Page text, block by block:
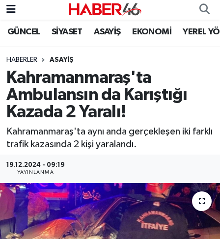
GÜNCEL SİYASET ASAYİŞ EKONOMİ YEREL
HABERLER ASAYİŞ
Kahramanmaraş'ta
Ambulansın da Karıştığı
Kazada 2 Yaralı!
Kahramanmaraş'ta aynı anda gerçekleşen iki farklı
trafik kazasında 2 kişi yaralandı.
19.12.2024 - 09:19
YAYINLANMA
GÜNCEL
SİYASET
EKONOMİ
SPOR
YAŞAM
TEKNOLOJİ
SAĞLIK
EĞİTİM
İLÇE HABERLERİ
Nöbetçi Eczaneler
Hava Durumu
Kahramanmaraş Namaz Vakitleri
Trafik Durumu
Süper Lig Puan Durumu ve Fikstür
Tüm Manşetler
Son Dakika Haberleri
Haber Arşivi